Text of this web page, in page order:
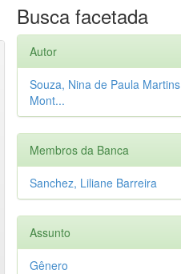
Busca facetada
Autor
Souza, Nina de Paula Martins
Mont...
Membros da Banca
Sanchez, Liliane Barreira
Assunto
Gênero